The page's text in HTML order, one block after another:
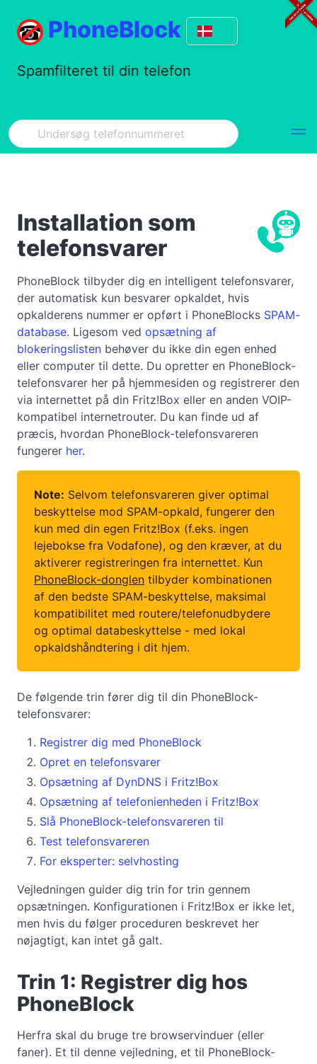
PhoneBlock
Spamfilteret til din telefon
Installation som
telefonsvarer
PhoneBlock tilbyder dig en intelligent telefonsvarer,
der automatisk kun besvarer opkaldet, hvis
opkalderens nummer er opført i PhoneBlocks SPAM-
database. Ligesom ved opsætning af
blokeringslisten behøver du ikke din egen enhed
eller computer til dette. Du opretter en PhoneBlock-
telefonsvarer her på hjemmesiden og registrerer den
via internettet på din Fritz!Box eller en anden VOIP-
kompatibel internetrouter. Du kan finde ud af
præcis, hvordan PhoneBlock-telefonsvareren
fungerer her.
Note: Selvom telefonsvareren giver optimal
beskyttelse mod SPAM-opkald, fungerer den
kun med din egen Fritz!Box (f.eks. ingen
lejebokse fra Vodafone), og den kræver, at du
aktiverer registreringen fra internettet. Kun
PhoneBlock-donglen tilbyder kombinationen
af den bedste SPAM-beskyttelse, maksimal
kompatibilitet med routere/telefonudbydere
og optimal databeskyttelse - med lokal
opkaldshåndtering i dit hjem.
De følgende trin fører dig til din PhoneBlock-
telefonsvarer:
Registrer dig med PhoneBlock
Opret en telefonsvarer
Opsætning af DynDNS i Fritz!Box
Opsætning af telefonienheden i Fritz!Box
Slå PhoneBlock-telefonsvareren til
Test telefonsvareren
For eksperter: selvhosting
Vejledningen guider dig trin for trin gennem
opsætningen. Konfigurationen i Fritz!Box er ikke let,
men hvis du følger proceduren beskrevet her
nøjagtigt, kan intet gå galt.
Trin 1: Registrer dig hos
PhoneBlock
Herfra skal du bruge tre browservinduer (eller
faner). Et til denne vejledning, et til PhoneBlock-